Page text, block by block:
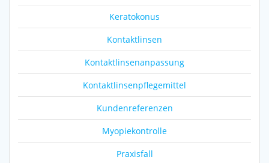
Keratokonus
Kontaktlinsen
Kontaktlinsenanpassung
Kontaktlinsenpflegemittel
Kundenreferenzen
Myopiekontrolle
Praxisfall